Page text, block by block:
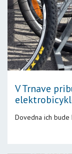
V Trnave
Dovedna ich bude